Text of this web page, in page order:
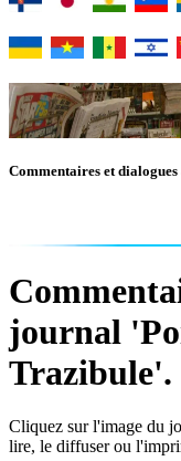
Commentaires et
journal
Trazibule'.
Cliquez sur l'image du
lire, le diffuser ou